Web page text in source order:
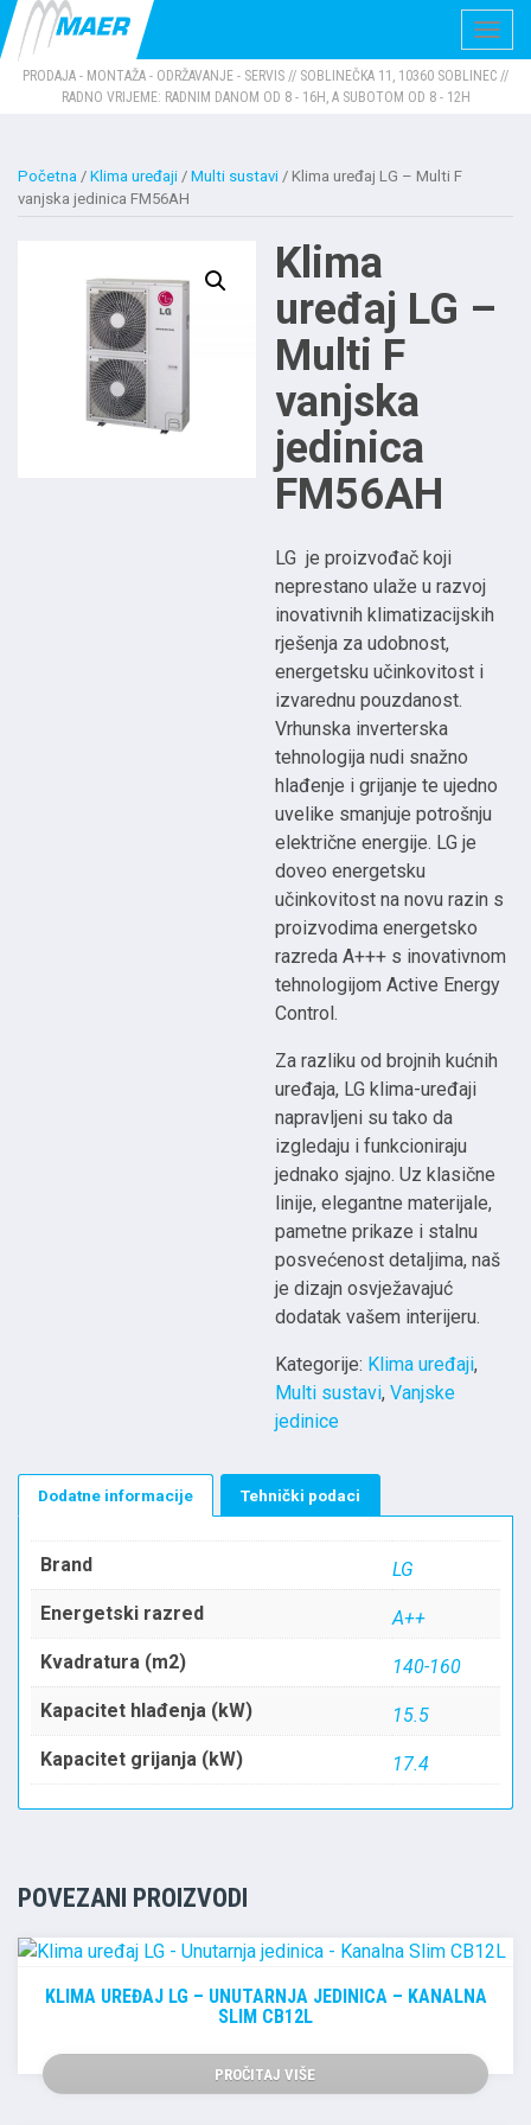
PRODAJA - MONTAŽA - ODRŽAVANJE - SERVIS // SOBLINEČKA 11, 10360 SOBLINEC //
RADNO VRIJEME: RADNIM DANOM OD 8 - 16H, A SUBOTOM OD 8 - 12H
Početna / Klima uređaji / Multi sustavi / Klima uređaj LG – Multi F
vanjska jedinica FM56AH
Klima
uređaj LG –
Multi F
vanjska
jedinica
FM56AH
LG je proizvođač koji
neprestano ulaže u razvoj
inovativnih klimatizacijskih
rješenja za udobnost,
energetsku učinkovitost i
izvarednu pouzdanost.
Vrhunska inverterska
tehnologija nudi snažno
hlađenje i grijanje te ujedno
uvelike smanjuje potrošnju
električne energije. LG je
doveo energetsku
učinkovitost na novu razin s
proizvodima energetsko
razreda A+++ s inovativnom
tehnologijom Active Energy
Control.
Za razliku od brojnih kućnih
uređaja, LG klima-uređaji
napravljeni su tako da
izgledaju i funkcioniraju
jednako sjajno. Uz klasične
linije, elegantne materijale,
pametne prikaze i stalnu
posvećenost detaljima, naš
je dizajn osvježavajuć
dodatak vašem interijeru.
Kategorije: Klima uređaji,
Multi sustavi,Vanjske
jedinice
Dodatne informacije Tehnički podaci
Brand
LG
Energetski razred
A++
Kvadratura (m2)
140-160
Kapacitet hlađenja (kW)
15.5
Kapacitet grijanja (kW)
17.4
POVEZANI PROIZVODI
KLIMA UREĐAJ LG – UNUTARNJA JEDINICA – KANALNA
SLIM CB12L
PROČITAJ VIŠE